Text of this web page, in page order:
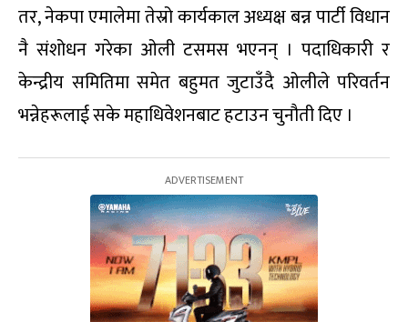
तर, नेकपा एमालेमा तेस्रो कार्यकाल अध्यक्ष बन्न पार्टी विधान
नै संशोधन गरेका ओली टसमस भएनन् । पदाधिकारी र
केन्द्रीय समितिमा समेत बहुमत जुटाउँदै ओलीले परिवर्तन
भन्नेहरूलाई सके महाधिवेशनबाट हटाउन चुनौती दिए ।